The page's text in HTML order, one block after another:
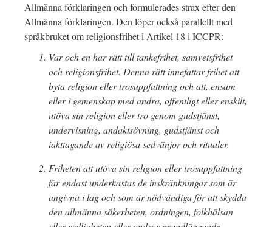
Allmänna förklaringen och formulerades strax efter den
Allmänna förklaringen. Den löper också parallellt med
språkbruket om religionsfrihet i Artikel 18 i ICCPR:
Var och en har rätt till tankefrihet, samvetsfrihet
och religionsfrihet. Denna rätt innefattar frihet att
byta religion eller trosuppfattning och att, ensam
eller i gemenskap med andra, offentligt eller enskilt,
utöva sin religion eller tro genom gudstjänst,
undervisning, andaktsövning, gudstjänst och
iakttagande av religiösa sedvänjor och ritualer.
Friheten att utöva sin religion eller trosuppfattning
får endast underkastas de inskränkningar som är
angivna i lag och som är nödvändiga för att skydda
den allmänna säkerheten, ordningen, folkhälsan